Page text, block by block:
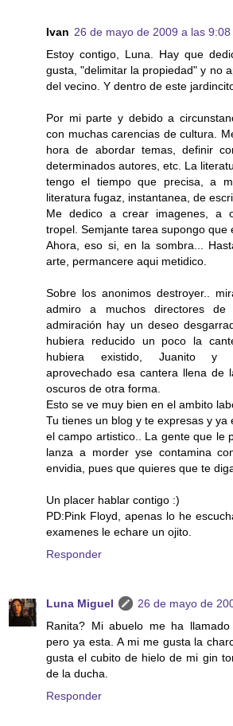
Ivan 26 de mayo de 2009 a las 9:08
Estoy contigo, Luna. Hay que
gusta, "delimitar la propiedad" y no
del vecino. Y dentro de este
Por mi parte y debido a
con muchas carencias de cultura.
hora de abordar temas, definir
determinados autores, etc. La
tengo el tiempo que precisa, a
literatura fugaz, instantanea, de
Me dedico a crear imagenes, a
tropel. Semjante tarea supongo que
Ahora, eso si, en la sombra...
arte, permancere aqui metidico.
Sobre los anonimos destroyer..
admiro a muchos directores
admiración hay un deseo
hubiera reducido un poco la
hubiera existido, Juanito y
aprovechado esa cantera llena de
oscuros de otra forma.
Esto se ve muy bien en el ambito
Tu tienes un blog y te expresas y ya
el campo artistico.. La gente que le
lanza a morder yse contamina
envidia, pues que quieres que te
Un placer hablar contigo :)
PD:Pink Floyd, apenas lo he
examenes le echare un ojito.
Responder
Luna Miguel
26 de mayo de
Ranita? Mi abuelo me ha llamado
pero ya esta. A mi me gusta la
gusta el cubito de hielo de mi gin
de la ducha.
Responder